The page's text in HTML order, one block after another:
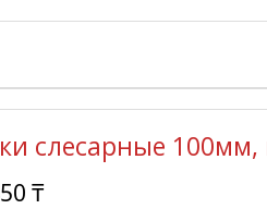
слесарные
₸